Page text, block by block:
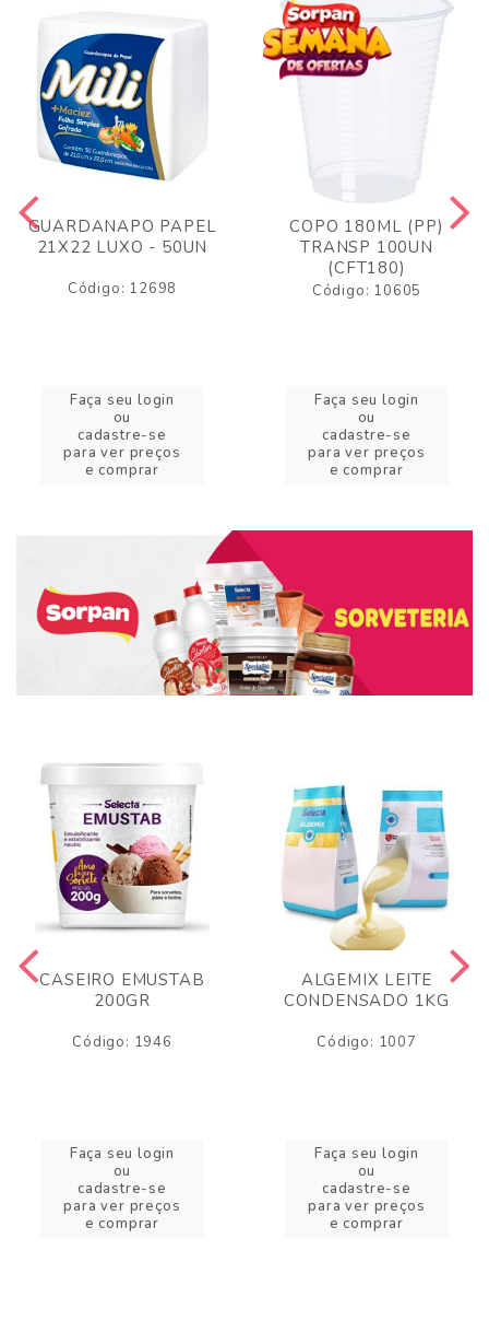
GUARDANAPO PAPEL
21X22 LUXO - 50UN
Código: 12698
Faça seu login
ou
cadastre-se
para ver preços
e comprar
COPO 180ML (PP)
TRANSP 100UN
(CFT180)
Código: 10605
Faça seu login
ou
cadastre-se
para ver preços
e comprar
CASEIRO EMUSTAB
200GR
Código: 1946
Faça seu login
ou
cadastre-se
para ver preços
e comprar
ALGEMIX LEITE
CONDENSADO 1KG
Código: 1007
Faça seu login
ou
cadastre-se
para ver preços
e comprar